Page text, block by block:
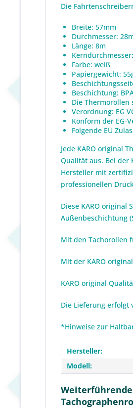
Die
Breite: 57mm
Durchmesser:
Länge: 8m
Farbe: weiß
Papiergewicht:
Beschichtung:
Die Thermorollen
Verordnung: EG
Konform der EG-
Folgende EU
Jede KARO original
Qualität aus. Bei der
Hersteller mit
professionellen
Diese KARO original
Außenbeschichtung
Mit den Tachorollen
Mit der KARO
KARO original
Die Lieferung erfolgt
*Hinweise zur
Hersteller:
Modell:
Weiterführende